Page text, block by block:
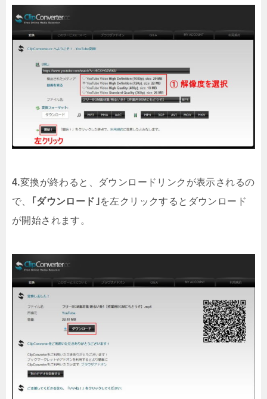
4.変換が終わると、ダウンロードリンクが表示されるの
で、
｢ダウンロード｣ を左クリックするとダウンロード
が開始されます。